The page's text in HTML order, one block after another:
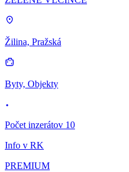
Žilina, Pražská
Byty, Objekty
Počet inzerátov 10
Info v RK
PREMIUM